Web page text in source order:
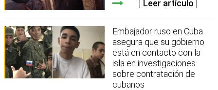
Leer artículo
Embajador ruso en Cuba
asegura que su gobierno
está en contacto con la
isla en investigaciones
sobre contratación de
cubanos